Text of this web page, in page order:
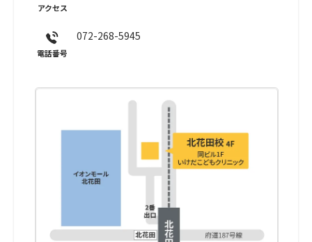
アクセス
電話番号
072-268-5945